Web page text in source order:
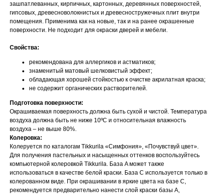
зашпатлеванных, кирпичных, картонных, деревянных поверхностей,
гипсовых, древесноволокнистых и древесностружечных плит внутри
помещения. Применима как на новые, так и на ранее окрашенные
поверхности. Не подходит для окраски дверей и мебели.
Свойства:
рекомендована для аллергиков и астматиков;
знаменитый матовый шелковистый эффект;
обладающая хорошей стойкостью к очистке акрилатная краска;
не содержит органических растворителей.
Подготовка поверхности:
Окрашиваемая поверхность должна быть сухой и чистой. Температура
воздуха должна быть не ниже 10ºС и относительная влажность
воздуха – не выше 80%.
Колеровка:
Колеруется по каталогам Tikkurila «Симфония», «Почувствуй цвет».
Для получения пастельных и насыщенных оттенков воспользуйтесь
компьютерной колеровкой Tikkurila. База A может также
использоваться в качестве белой краски. База С используется только в
колерованном виде. При окрашивании в яркие цвета на базе С,
рекомендуется предварительно нанести слой краски базы А,